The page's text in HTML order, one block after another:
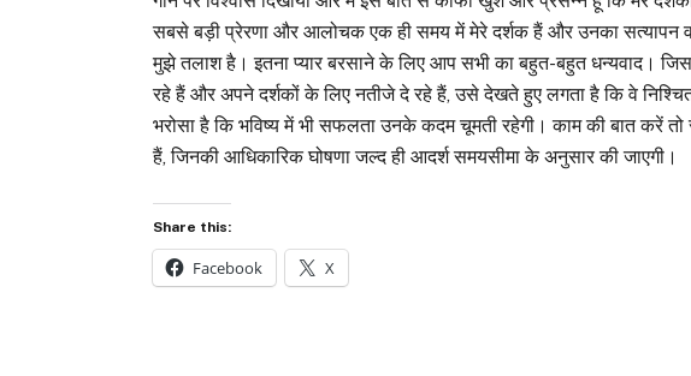
सबसे बड़ी प्रेरणा और आलोचक एक ही समय में मेरे दर्शक हैं और उनका सत्यापन
मुझे तलाश है। इतना प्यार बरसाने के लिए आप सभी का बहुत-बहुत धन्यवाद।
रहे हैं और अपने दर्शकों के लिए नतीजे दे रहे हैं, उसे देखते हुए लगता है कि वे
भरोसा है कि भविष्य में भी सफलता उनके कदम चूमती रहेगी। काम की बात करें
हैं, जिनकी आधिकारिक घोषणा जल्द ही आदर्श समयसीमा के अनुसार की जाएगी।
Share this:
Facebook X